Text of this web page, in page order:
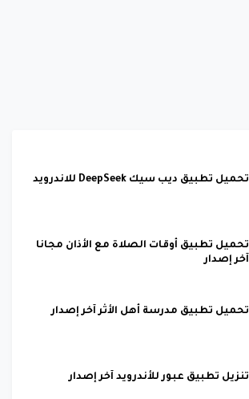
تحميل تطبيق ديب سيك DeepSeek للاندرويد
تحميل تطبيق أوقات الصلاة مع الأذان مجانا
آخر إصدار
تحميل تطبيق مدرسة أهل الأثر آخر إصدار
تنزيل تطبيق عبور للأندرويد آخر إصدار